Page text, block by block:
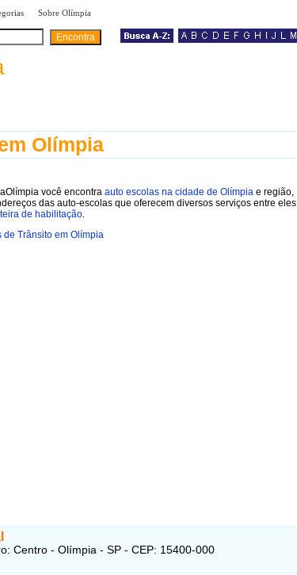
Sobre Olímpia
Olímpia
você encontra auto escolas na cidade de Olímpia e região,
das auto-escolas que oferecem diversos serviços entre eles
de habilitação
de Trânsito em Olímpia
Centro - Olímpia - SP - CEP: 15400-000